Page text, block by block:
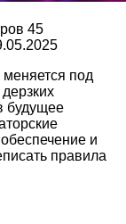
45
под
будущее
и
правила